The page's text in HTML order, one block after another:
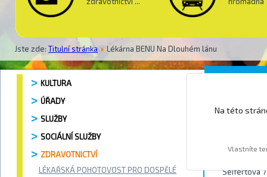
Jste zde: Titulní stránka Lékárna BENU Na Dlouhém lánu
KULTURA
ÚŘADY
SLUŽBY
SOCIÁLNÍ SLUŽBY
ZDRAVOTNICTVÍ
LÉKAŘSKÁ POHOTOVOST PRO DOSPĚLÉ
Seifertova
Na této
Vlastníte